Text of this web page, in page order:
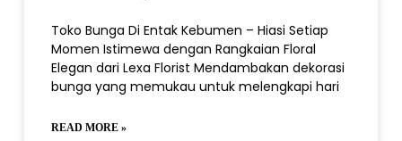
Toko Bunga Di Entak Kebumen – Hiasi Setiap
Momen Istimewa dengan Rangkaian Floral
Elegan dari Lexa Florist Mendambakan dekorasi
bunga yang memukau untuk melengkapi hari
READ MORE »